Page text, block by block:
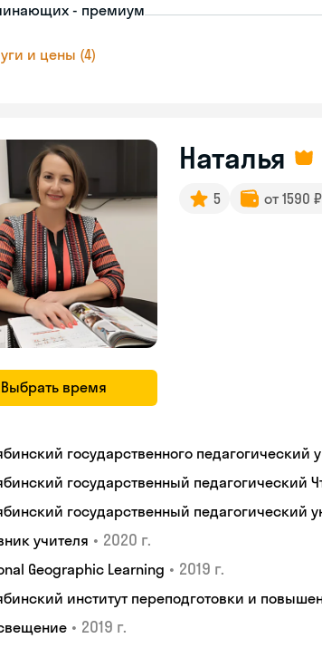
- премиум
и цены (4)
Выбрать время
Наталья
5 от 1590
государственного педагогический
государственный педагогический
государственный педагогический
учителя • 2020 г.
Geographic Learning • 2019 г.
институт переподготовки и
• 2019 г.